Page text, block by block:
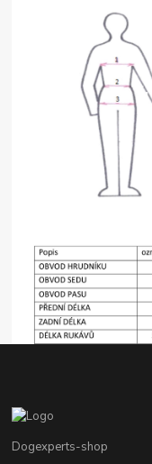
Dogexperts-shop